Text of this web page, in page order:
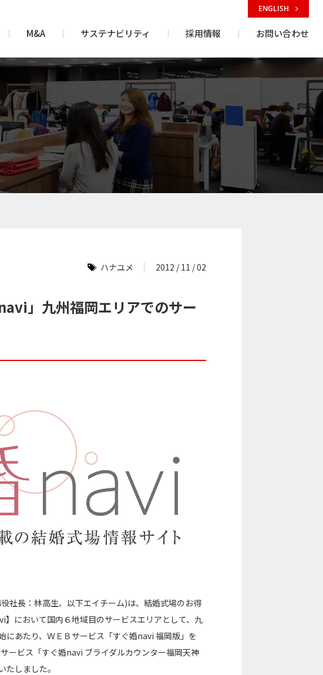
M&A サステナビリティ 採用情報 お問い合わせ
ENGLISH
ハナユメ 2012 / 11 / 02
」九州福岡エリアでのサー
社長：林高生、以下エイチーム)は、結婚式場のお得
において国内６地域目のサービスエリアとして、九
あたり、ＷＥＢサービス「すぐ婚navi 福岡版」を
ービス「すぐ婚navi ブライダルカウンター福岡天神
しました。